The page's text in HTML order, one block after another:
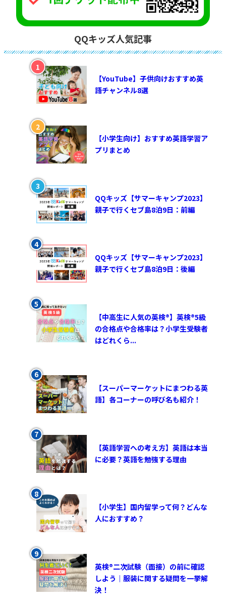
QQキッズ人気記事
【YouTube】子供向けおすすめ英
語チャンネル8選
【小学生向け】おすすめ英語学習ア
プリまとめ
QQキッズ【サマーキャンプ2023】
親子で行くセブ島8泊9日：前編
QQキッズ【サマーキャンプ2023】
親子で行くセブ島8泊9日：後編
【中高生に人気の英検®︎】英検®︎5級
の合格点や合格率は？小学生受験者
はどれくら...
【スーパーマーケットにまつわる英
語】各コーナーの呼び名も紹介！
【英語学習への考え方】英語は本当
に必要？英語を勉強する理由
【小学生】国内留学って何？どんな
人におすすめ？
英検®︎二次試験（面接）の前に確認
しよう｜服装に関する疑問を一挙解
決！